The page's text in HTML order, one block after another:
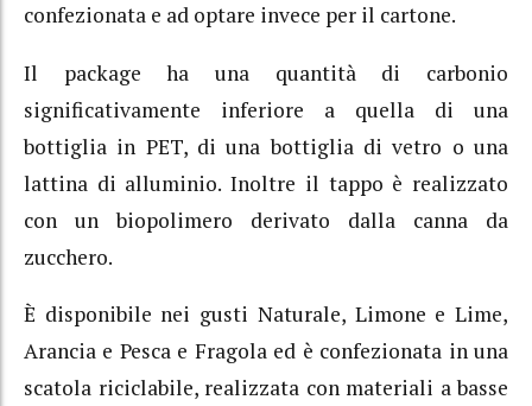
confezionata e ad optare invece per il cartone.
Il package ha una quantità di carbonio
significativamente inferiore a quella di una
bottiglia in PET, di una bottiglia di vetro o una
lattina di alluminio. Inoltre il tappo è realizzato
con un biopolimero derivato dalla canna da
zucchero.
È disponibile nei gusti Naturale, Limone e Lime,
Arancia e Pesca e Fragola ed è confezionata in una
scatola riciclabile, realizzata con materiali a basse